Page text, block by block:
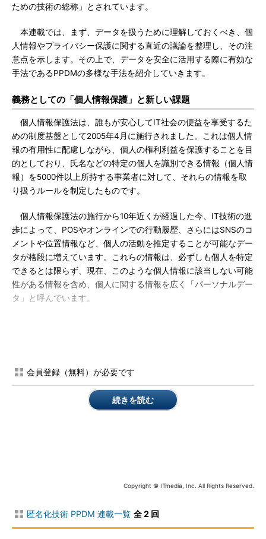
ための技術の総称」とされています。
本連載では、まず、データを扱うために理解しておくべき、個
人情報やプライバシー保護に関する直近の議論を整理し、その注
意点を示します。その上で、データを安全に活用する際に有効な
手法であるPPDMの多様な手法を紹介していきます。
義務としての「個人情報保護」と新しい課題
個人情報保護法は、誰もが安心してIT社会の便益を享受するた
めの制度基盤として2005年4月に施行されました。これは個人情
報の有用性に配慮しながら、個人の権利利益を保護することを目
的としており、氏名などの特定の個人を識別できる情報（個人情
報）を5000件以上所持する事業者に対して、それらの情報を取
り扱うルールを制定したものです。
個人情報保護法の施行から10年近くが経過した今、IT技術の進
歩によって、POSやオンラインでの行動履歴、さらにはSNSのコ
メントや位置情報など、個人の活動を推定することが可能なデー
タが格段に増えています。これらの情報は、必ずしも個人を特定
できるとは限らず、現在、このような個人情報に該当しない可能
性がある情報を含め、個人に関する情報を広く「パーソナルデー
タ」と呼んでいます。
「知られたくない個人的な情報」をみだりに公開され、第三者に
知られ、不快に感じることをプライバシーの侵害ということがで
きます。中には、これらの情報を収集すること自体をプライバシ
重される」という条文にある、生命、自由、幸福に対する国民の
会員登録（無料）が必要です
続きを読む
Copyright © ITmedia, Inc. All Rights Reserved.
匿名化技術 PPDM 連載一覧 全 2 回